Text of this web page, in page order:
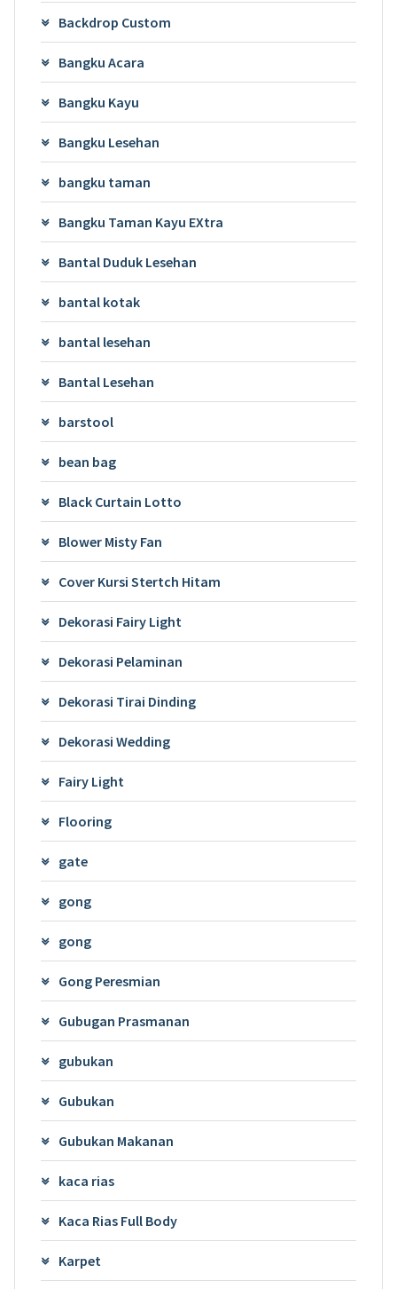
Backdrop Custom
Bangku Acara
Bangku Kayu
Bangku Lesehan
bangku taman
Bangku Taman Kayu EXtra
Bantal Duduk Lesehan
bantal kotak
bantal lesehan
Bantal Lesehan
barstool
bean bag
Black Curtain Lotto
Blower Misty Fan
Cover Kursi Stertch Hitam
Dekorasi Fairy Light
Dekorasi Pelaminan
Dekorasi Tirai Dinding
Dekorasi Wedding
Fairy Light
Flooring
gate
gong
gong
Gong Peresmian
Gubugan Prasmanan
gubukan
Gubukan
Gubukan Makanan
kaca rias
Kaca Rias Full Body
Karpet